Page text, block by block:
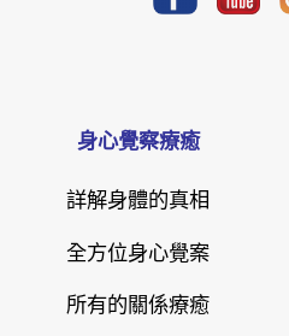
身心覺察療癒
詳解身體的真相
全方位身心覺案
所有的關係療癒